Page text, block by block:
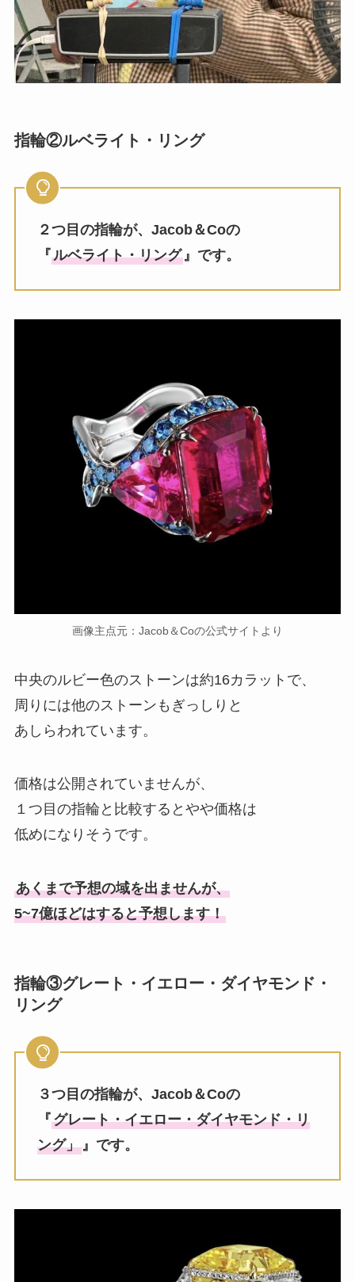
指輪②ルベライト・リング
２つ目の指輪が、Jacob＆Coの
『ルベライト・リング』です。
画像主点元：Jacob＆Coの公式サイトより
中央のルビー色のストーンは約16カラットで、
周りには他のストーンもぎっしりと
あしらわれています。
価格は公開されていませんが、
１つ目の指輪と比較するとやや価格は
低めになりそうです。
あくまで予想の域を出ませんが、
5~7億ほどはすると予想します！
指輪③グレート・イエロー・ダイヤモンド・
リング
３つ目の指輪が、Jacob＆Coの
『グレート・イエロー・ダイヤモンド・リ
ング」』です。